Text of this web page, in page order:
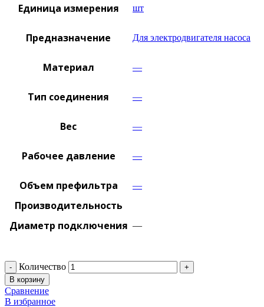
Единица измерения шт
Предназначение Для электродвигателя насоса
Материал —
Тип соединения —
Вес —
Рабочее давление —
Объем префильтра —
Производительность
Диаметр подключения —
Количество
В корзину
Сравнение
В избранное